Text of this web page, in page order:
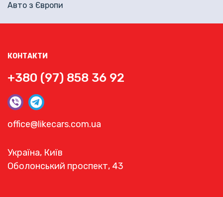
КОНТАКТИ
+380 (97) 858 36 92
office@likecars.com.ua
Україна, Київ
Оболонський проспект, 43
Авто з Європи